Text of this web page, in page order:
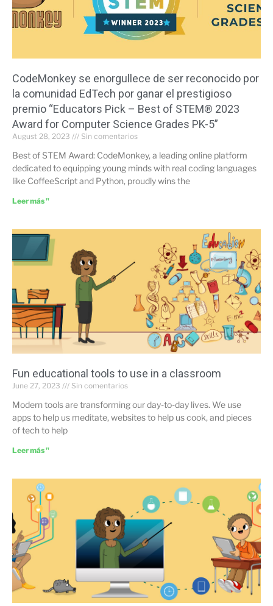
CodeMonkey se enorgullece de ser reconocido por
la comunidad EdTech por ganar el prestigioso
premio “Educators Pick – Best of STEM® 2023
Award for Computer Science Grades PK-5”
August 28, 2023 Sin comentarios
Best of STEM Award: CodeMonkey, a leading online platform
dedicated to equipping young minds with real coding languages
like CoffeeScript and Python, proudly wins the
Leer más "
Fun educational tools to use in a classroom
June 27, 2023 Sin comentarios
Modern tools are transforming our day-to-day lives. We use
apps to help us meditate, websites to help us cook, and pieces
of tech to help
Leer más "